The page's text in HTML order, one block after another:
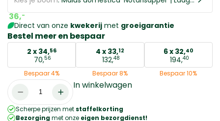
36,-
Direct van onze kwekerij met groeigarantie
Bestel meer en bespaar
2 x34,56
70,56
Bespaar 4%
4 x33,12
132,48
Bespaar 8%
6 x32,40
194,40
Bespaar 10%
Malus
domestica
'Notarisappel'
In winkelwagen
Scherpe prijzen met staffelkorting
Bezorgingmet onze eigen bezorgdienst!